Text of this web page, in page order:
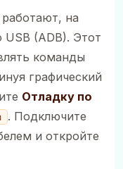
на
(ADB). Этот
команды
графический
Отладку по
. Подключите
и откройте